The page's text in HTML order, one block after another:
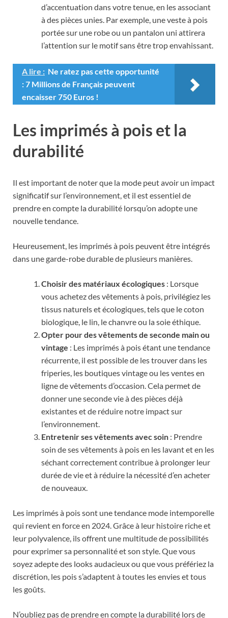
d’accentuation dans votre tenue, en les associant
à des pièces unies. Par exemple, une veste à pois
portée sur une robe ou un pantalon uni attirera
l’attention sur le motif sans être trop envahissant.
A lire : Ne ratez pas cette opportunité
: 7 Millions de Français peuvent
encaisser 750 Euros !
Les imprimés à pois et la
durabilité
Il est important de noter que la mode peut avoir un impact
significatif sur l’environnement, et il est essentiel de
prendre en compte la durabilité lorsqu’on adopte une
nouvelle tendance.
Heureusement, les imprimés à pois peuvent être intégrés
dans une garde-robe durable de plusieurs manières.
Choisir des matériaux écologiques : Lorsque
vous achetez des vêtements à pois, privilégiez les
tissus naturels et écologiques, tels que le coton
biologique, le lin, le chanvre ou la soie éthique.
Opter pour des vêtements de seconde main ou
vintage : Les imprimés à pois étant une tendance
récurrente, il est possible de les trouver dans les
friperies, les boutiques vintage ou les ventes en
ligne de vêtements d’occasion. Cela permet de
donner une seconde vie à des pièces déjà
existantes et de réduire notre impact sur
l’environnement.
Entretenir ses vêtements avec soin : Prendre
soin de ses vêtements à pois en les lavant et en les
séchant correctement contribue à prolonger leur
durée de vie et à réduire la nécessité d’en acheter
de nouveaux.
Les imprimés à pois sont une tendance mode intemporelle
qui revient en force en 2024. Grâce à leur histoire riche et
leur polyvalence, ils offrent une multitude de possibilités
pour exprimer sa personnalité et son style. Que vous
soyez adepte des looks audacieux ou que vous préfériez la
discrétion, les pois s’adaptent à toutes les envies et tous
les goûts.
N’oubliez pas de prendre en compte la durabilité lors de